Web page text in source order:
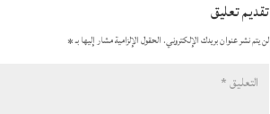
تقديم تعليق
لن يتم نشر عنوان بريدك الإلكتروني. الحقول الإلزامية مشار إليها بـ*